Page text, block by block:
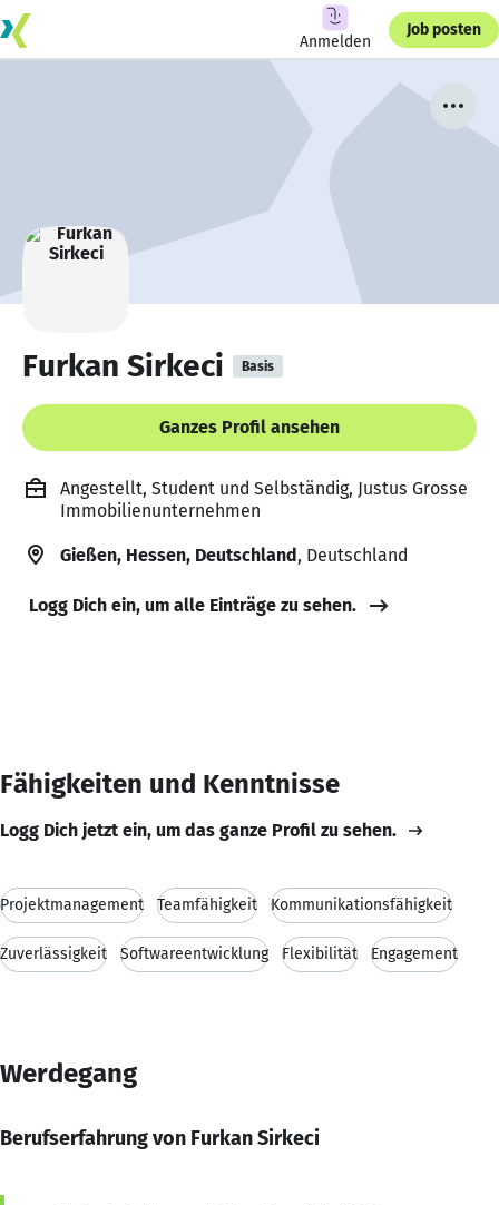
Anmelden
Job posten
Furkan Sirkeci Basis
Ganzes Profil ansehen
Angestellt, Student und Selbständig, Justus Grosse
Immobilienunternehmen
Gießen, Hessen, Deutschland, Deutschland
Logg Dich ein, um alle Einträge zu sehen.
Fähigkeiten und Kenntnisse
Logg Dich jetzt ein, um das ganze Profil zu sehen.
Projektmanagement Teamfähigkeit Kommunikationsfähigkeit
Zuverlässigkeit Softwareentwicklung Flexibilität Engagement
Werdegang
Berufserfahrung von Furkan Sirkeci